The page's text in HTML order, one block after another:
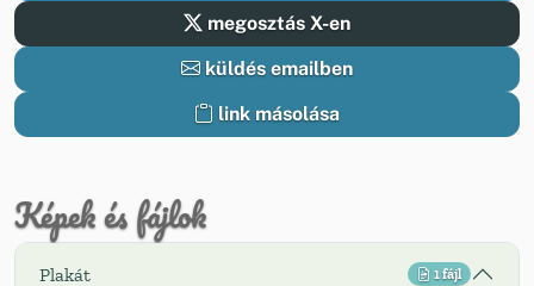
megosztás X-en
küldés emailben
link másolása
Képek és fájlok
Plakát 1 fájl